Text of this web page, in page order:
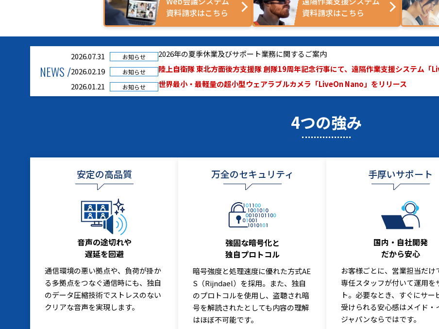
資料請求はこちら
資料請求はこちら
NEWS /
2026.07.31 お知らせ
2026年の夏季休業及びサポート業務に関するご案内
2026.02.19
お知らせ
陸上自衛隊 東北方面後方支援隊 創隊19周年記念行事にて、遠隔作業支援システム
2026.01.21
お知らせ 世界最小・最軽量の超小型ウェアラブルカメラ「LiveOn Nano」をリリース
4つの強み
安定の高品質
音声の途切れや
遅延を回避
通信環境の悪い拠点や、負荷が掛か
る多拠点をつなぐ通信時にも、独自
のデータ圧縮技術でストレスのない
クリアな音声を実現します。
万全のセキュリティ
強固な暗号化と
独自プロトコル
暗号強度と処理速度に優れた方式AE
S（Rijndael）を採用。また、独自
のプロトコルを使用し、盗聴され暗
号を解読されたとしても内容の理解
はほぼ不可能です。
手厚いサポート
国内・自社開発
だから安心
お客様ごとに、営業担当だけ
専任スタッフが付いて運用を
ト。必要なとき、すぐにサー
受けられる安心感はメイド・
ジャパンならではです。